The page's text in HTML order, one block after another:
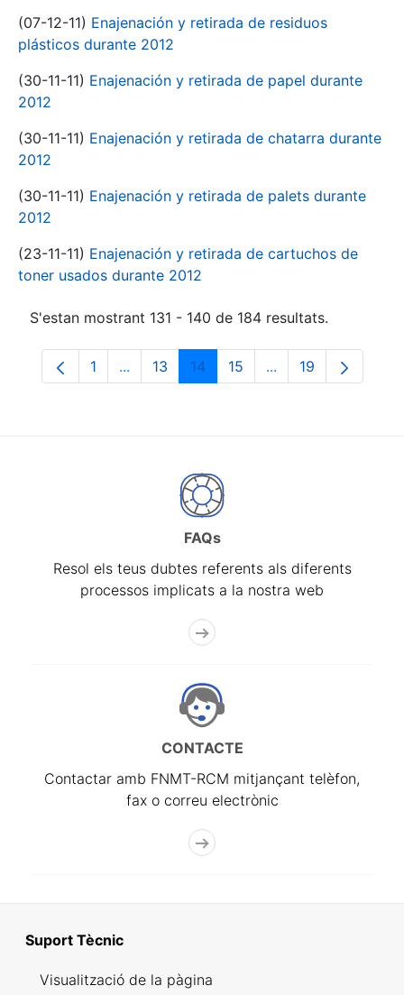
(07-12-11) Enajenación y retirada de residuos
plásticos durante 2012
(30-11-11) Enajenación y retirada de papel durante
2012
(30-11-11) Enajenación y retirada de chatarra durante
2012
(30-11-11) Enajenación y retirada de palets durante
2012
(23-11-11) Enajenación y retirada de cartuchos de
toner usados durante 2012
S'estan mostrant 131 - 140 de 184 resultats.
Pàgina
1 ...Pàgines intermèdies Utilitzeu TAB per
Pàgina
13 Pàgina
14 Pàgina
15 ...PàginesPàgina
19
FAQs
Resol els teus dubtes referents als diferents
processos implicats a la nostra web
CONTACTE
Contactar amb FNMT-RCM mitjançant telèfon,
fax o correu electrònic
Suport Tècnic
Visualització de la pàgina